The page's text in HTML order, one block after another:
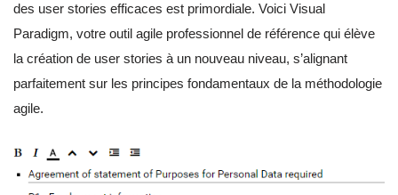
des user stories efficaces est primordiale. Voici Visual
Paradigm, votre outil agile professionnel de référence qui élève
la création de user stories à un nouveau niveau, s’alignant
parfaitement sur les principes fondamentaux de la méthodologie
agile.